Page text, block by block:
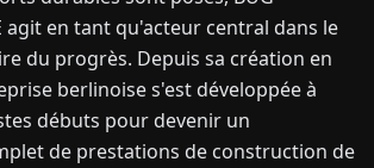
agit en tant qu'acteur central dans le
du progrès. Depuis sa création en
berlinoise s'est développée à
débuts pour devenir un
de prestations de construction de